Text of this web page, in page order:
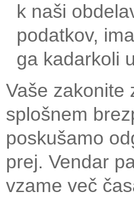
k naši
podatkov,
ga kadarkoli
Vaše zakonite
splošnem
poskušamo
prej. Vendar
vzame več